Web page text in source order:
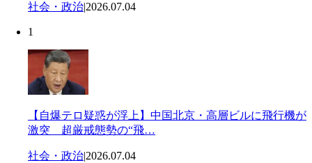
社会・政治|2026.07.04
1
【自爆テロ疑惑が浮上】中国北京・高層ビルに飛行機が
激突 超厳戒態勢の“飛…
社会・政治|2026.07.04